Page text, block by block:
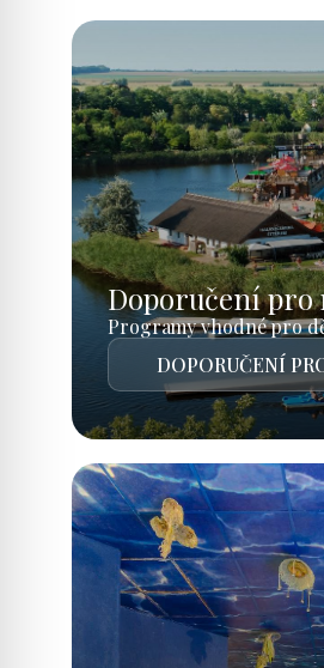
Doporučení
Programy vhodné pro
DOPORUČENÍ